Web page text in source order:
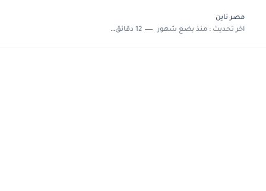
مصر ناين
اخر تحديث :منذ بضع شهور 12 دقائق للقراءة